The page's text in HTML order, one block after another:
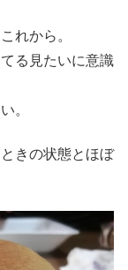
れから。
る見たいに意識
。
きの状態とほぼ